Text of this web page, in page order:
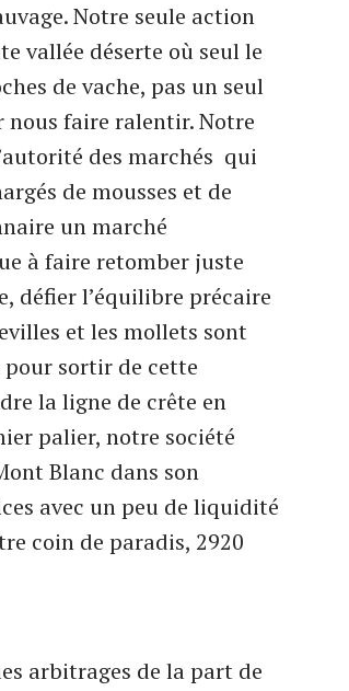
Notre seule action
vallée déserte où seul le
de vache, pas un seul
faire ralentir. Notre
des marchés qui
de mousses et de
un marché
à faire retomber juste
défier l’équilibre précaire
et les mollets sont
pour sortir de cette
la ligne de crête en
palier, notre société
Blanc dans son
avec un peu de liquidité
coin de paradis, 2920
arbitrages de la part de